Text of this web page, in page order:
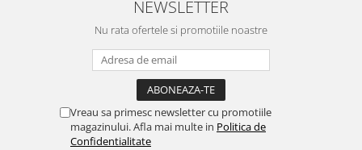
NEWSLETTER
Nu rata ofertele si promotiile noastre
Vreau sa primesc newsletter cu promotiile
magazinului. Afla mai multe in Politica de
Confidentialitate